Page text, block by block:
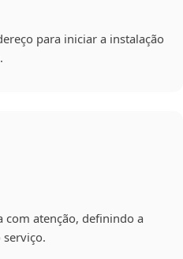
para iniciar a instalação
com atenção, definindo a